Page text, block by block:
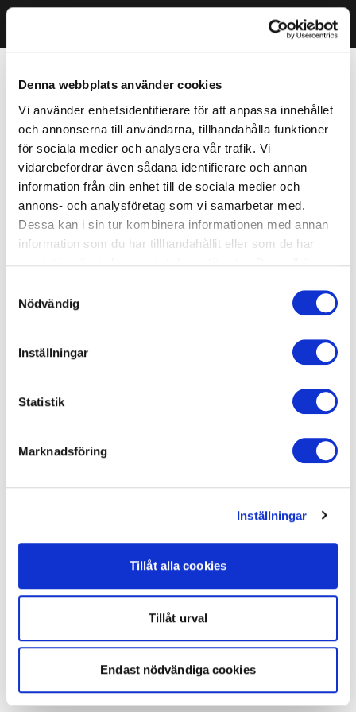
Denna webbplats använder cookies
Vi använder enhetsidentifierare för att anpassa innehållet
och annonserna till användarna, tillhandahålla funktioner
för sociala medier och analysera vår trafik. Vi
vidarebefordrar även sådana identifierare och annan
information från din enhet till de sociala medier och
annons- och analysföretag som vi samarbetar med.
Dessa kan i sin tur kombinera informationen med annan
information som du har tillhandahållit eller som de har
Nödvändig
Inställningar
Statistik
Marknadsföring
Inställningar
Tillåt alla cookies
Tillåt urval
Endast nödvändiga cookies